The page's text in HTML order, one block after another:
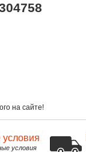
на сайте!
условия